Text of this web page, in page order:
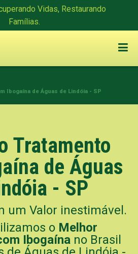
Vidas, Restaurando
Famílias.
Ibogaína de Águas de Lindóia - SP
Tratamento
de Águas
- SP
um Valor inestimável.
o Melhor
Ibogaínano Brasil